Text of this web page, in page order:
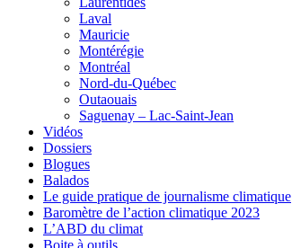
Laval
Mauricie
Montérégie
Montréal
Nord-du-Québec
Outaouais
Saguenay – Lac-Saint-Jean
Vidéos
Dossiers
Blogues
Balados
Le guide pratique de journalisme climatique
Baromètre de l’action climatique 2023
L’ABD du climat
Boite à outils